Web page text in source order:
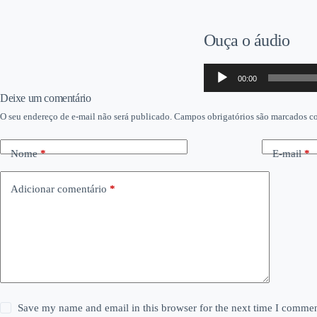
Ouça o áudio
Tocador
áudio
00:00
Deixe um comentário
O seu endereço de e-mail não será publicado. Campos obrigatórios são marcados
Nome* E-mail*
Adicionar comentário *
Save my name and email in this browser for the next time I